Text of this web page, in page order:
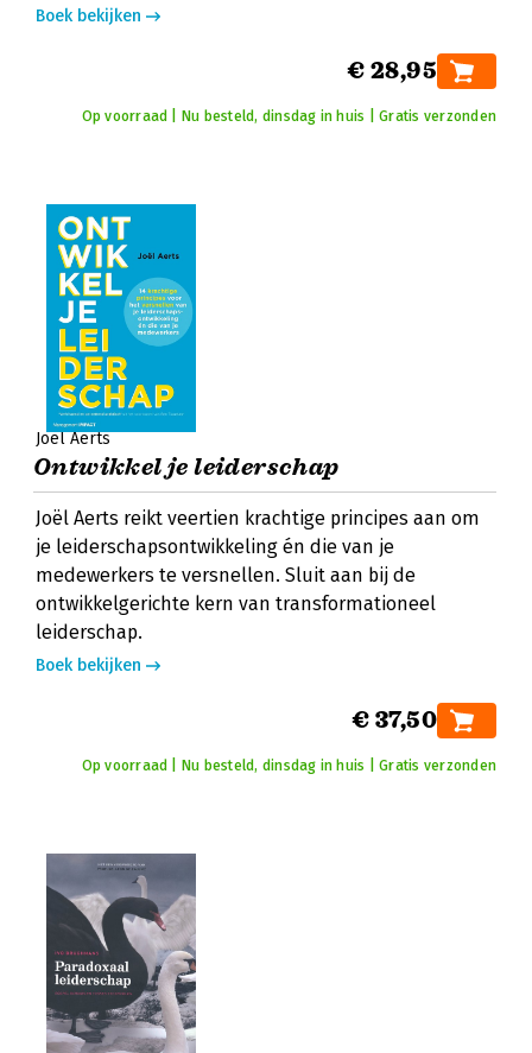
Boek bekijken
€ 28,95
Op voorraad | Nu besteld, dinsdag in huis | Gratis verzonden
Joël Aerts
Ontwikkel je leiderschap
Joël Aerts reikt veertien krachtige principes aan om
je leiderschapsontwikkeling én die van je
medewerkers te versnellen. Sluit aan bij de
ontwikkelgerichte kern van transformationeel
leiderschap.
Boek bekijken
€ 37,50
Op voorraad | Nu besteld, dinsdag in huis | Gratis verzonden